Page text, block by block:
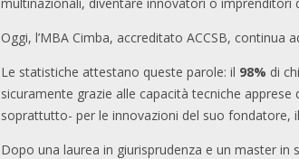
Oggi, l’MBA Cimba, accreditato ACCSB, continua
Le statistiche attestano queste parole: il 98% di
sicuramente grazie alle capacità tecniche
soprattutto- per le innovazioni del suo fondatore, il
Dopo una laurea in giurisprudenza e un master